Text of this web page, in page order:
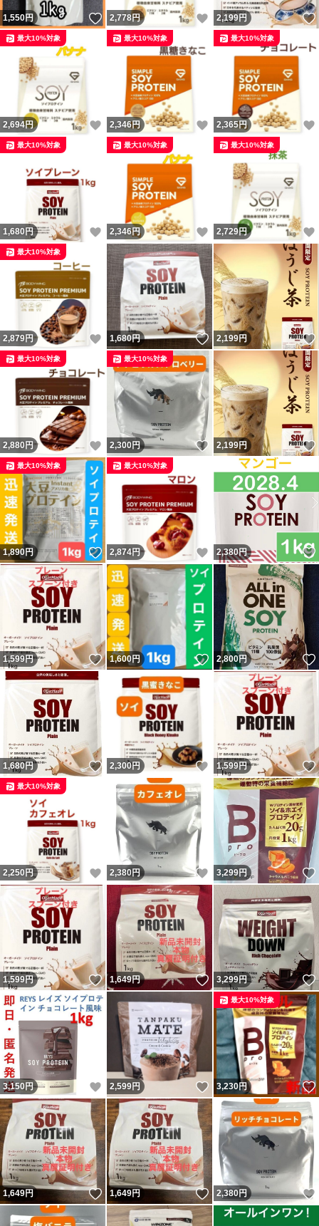
1,550円 いいね！
2,778円 いいね！
2,199円
2,694円 いいね！
最大10%対象
2,346円 いいね！
最大10%対象
2,365円
最大10%対象
1,680 円 いいね！
最大10%対象
2,346円 いいね！
最大10%対象
2,729円
最大10%対象
2,879円 いいね！
最大10%対象
1,680円 いいね！
2,199円
2,880円 いいね！
最大10%対象
2,300円 いいね！
最大10%対象
2,199円
1,890円 いいね！
最大10%対象
2,874円 いいね！
最大10%対象
2,380円
1,599円 いいね！
1,600円 いいね！
2,800円
1,680円 いいね！
2,300円 いいね！
1,599円
2,250 円 いいね！
最大10%対象
2,380円 いいね！
3,299円
1,599円 いいね！
1,649円 いいね！
3,299円
3,150円 いいね！
2,599円 いいね！
3,230円
最大10%対象
1,649円 いいね！
1,649円 いいね！
2,380円